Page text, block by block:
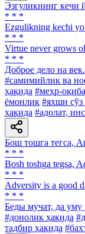
Эзгуликнинг кечи
* * *
Ezgulikning kechi
* * *
Virtue never grows
* * *
Доброе дело на век.
#самимийлик ва
ҳақида #меҳр-
ёмонлик #яхши сўз
ҳақида #адолат,
Бош тошга тегса,
* * *
Bosh toshga tegsa,
* * *
Adversity is a good
* * *
Беды мучат, да уму
#донолик ҳақида
тадбир ҳақида